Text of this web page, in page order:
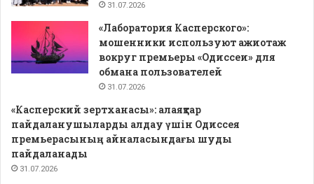
31.07.2026
«Лаборатория Касперского»:
мошенники используют ажиотаж
вокруг премьеры «Одиссеи» для
обмана пользователей
31.07.2026
«Касперский зертханасы»: алаяқтар
пайдаланушыларды алдау үшін Одиссея
премьерасының айналасындағы шуды
пайдаланады
31.07.2026